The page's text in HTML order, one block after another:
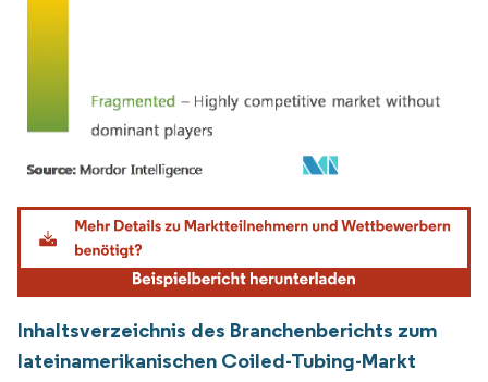
Bild © Mordor Intelligence. Wiederverwendung erfordert Namensnennung gemäß
Inhaltsverzeichnis des Branchenberichts zum
lateinamerikanischen Coiled-Tubing-Markt